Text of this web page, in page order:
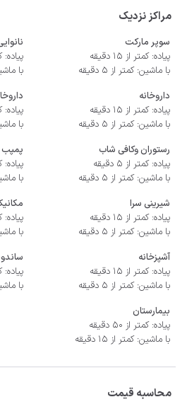
مراکز نزدیک
سوپر مارکت
پیاده: کمتر از 15 دقیقه
با ماشین: کمتر از 5 دقیقه
پیاده:
با
داروخانه
پیاده: کمتر از 15 دقیقه
با ماشین: کمتر از 5 دقیقه
پیاده:
با
رستوران وکافی شاب
پیاده: کمتر از 5 دقیقه
با ماشین: کمتر از 5 دقیقه
پمپب
پیاده:
با
شیرینی سرا
پیاده: کمتر از 15 دقیقه
با ماشین: کمتر از 5 دقیقه
پیاده:
با
آشپزخانه
پیاده: کمتر از 15 دقیقه
با ماشین: کمتر از 5 دقیقه
پیاده:
با
بیمارستان
پیاده: کمتر از 50 دقیقه
با ماشین: کمتر از 15 دقیقه
محاسبه قیمت